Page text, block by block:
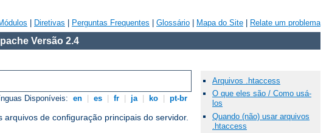
Diretivas Perguntas Frequentes Glossário Mapa do Site Relate um problema
Versão 2.4
Disponíveis: en es fr ja ko pt-br
de configuração principais do servidor.
Arquivos .htaccess
O que eles são / Como usá-
los
Quando (não) usar arquivos
.htaccess